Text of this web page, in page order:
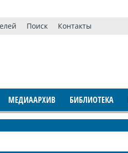
Поиск Контакты
МЕДИААРХИВ БИБЛИОТЕКА